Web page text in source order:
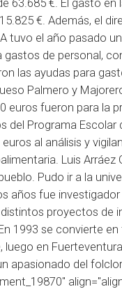
63.685 €. El gasto
€. Además, el
tuvo el año pasado un
de personal,
las ayudas para
Palmero y
euros fueron para la
del Programa
al análisis y
Luis
Pudo ir a la
años fue
proyectos de
1993 se convierte
luego en
apasionado del